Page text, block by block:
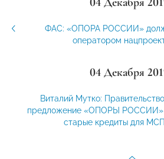
ФАС: «ОПОРА РОССИИ»
оператором
04 Декабря
Виталий Мутко:
предложение «ОПОРЫ РОССИИ»
старые кредиты для